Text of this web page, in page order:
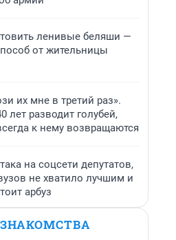
ленивые беляши —
от жительницы
их мне в третий раз».
лет разводит голубей,
к нему возвращаются
на соцсети депутатов,
не хватило лучшим и
арбуз
ЗНАКОМСТВА